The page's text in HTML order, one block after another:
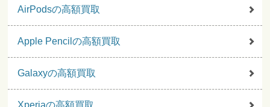
AirPodsの高額買取
Apple Pencilの高額買取
Galaxyの高額買取